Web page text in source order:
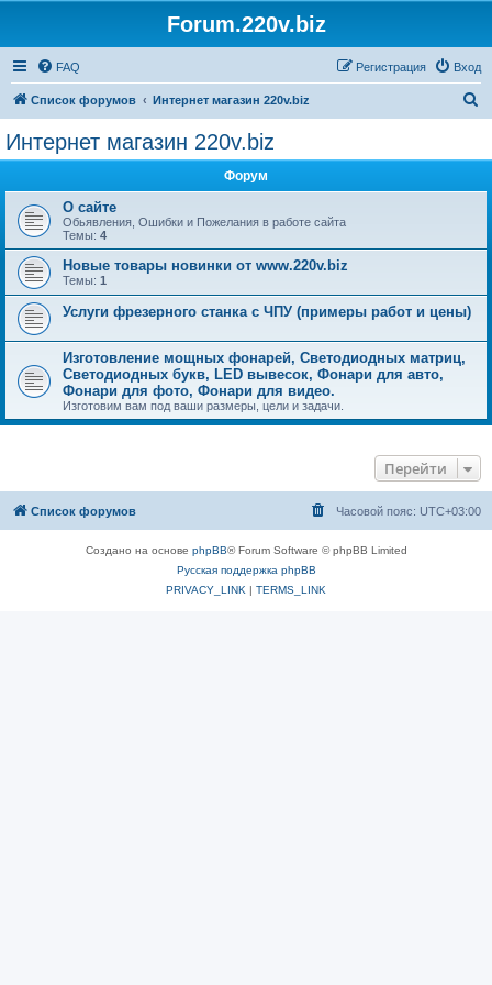
Forum.220v.biz
FAQ Вход
Регистрация
Список форумов Интернет магазин 220v.biz
Интернет магазин 220v.biz
Форум
О сайте
Обьявления, Ошибки и Пожелания в работе сайта
Темы: 4
Новые товары новинки от www.220v.biz
Темы: 1
Услуги фрезерного станка с ЧПУ (примеры работ и цены)
Изготовление мощных фонарей, Светодиодных матриц,
Светодиодных букв, LED вывесок, Фонари для авто,
Фонари для фото, Фонари для видео.
Изготовим вам под ваши размеры, цели и задачи.
Перейти
Список форумов Часовой пояс: UTC+03:00
Создано на основе phpBB® Forum Software © phpBB Limited
Русская поддержка phpBB
PRIVACY_LINK | TERMS_LINK